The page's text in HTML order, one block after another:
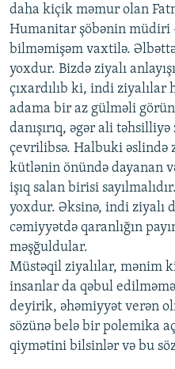
daha kiçik məmur olan
Humanitar şöbənin müdiri
bilməmişəm vaxtilə.
yoxdur. Bizdə ziyalı
çıxardılıb ki, indi ziyalılar
adama bir az gülməli
danışırıq, əgər ali
çevrilibsə. Halbuki əslində
kütlənin önündə dayanan
işıq salan birisi
yoxdur. Əksinə, indi ziyalı
cəmiyyətdə qaranlığın
məşğuldular.
Müstəqil ziyalılar, mənim
insanlar da qəbul
deyirik, əhəmiyyət verən
sözünə belə bir polemika
qiymətini bilsinlər və bu